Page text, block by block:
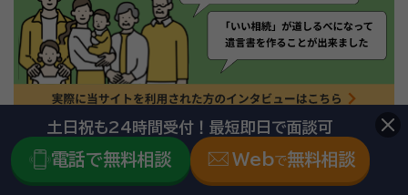
土日祝も24時間受付！最短即日で面談可
電話で無料相談 Webで無料相談